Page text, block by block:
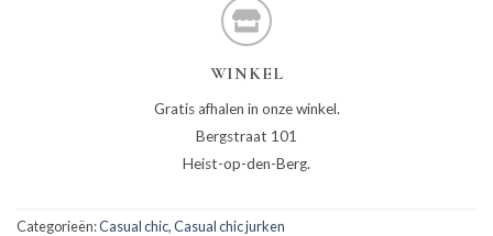
WINKEL
Gratis afhalen in onze winkel.
Bergstraat 101
Heist-op-den-Berg.
Categorieën:Casual chic,Casual chic jurken